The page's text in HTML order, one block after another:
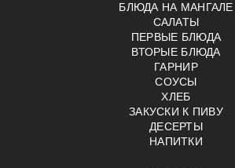
БЛЮДА НА МАНГАЛЕ
САЛАТЫ
ПЕРВЫЕ БЛЮДА
ВТОРЫЕ БЛЮДА
ГАРНИР
СОУСЫ
ХЛЕБ
ЗАКУСКИ К ПИВУ
ДЕСЕРТЫ
НАПИТКИ